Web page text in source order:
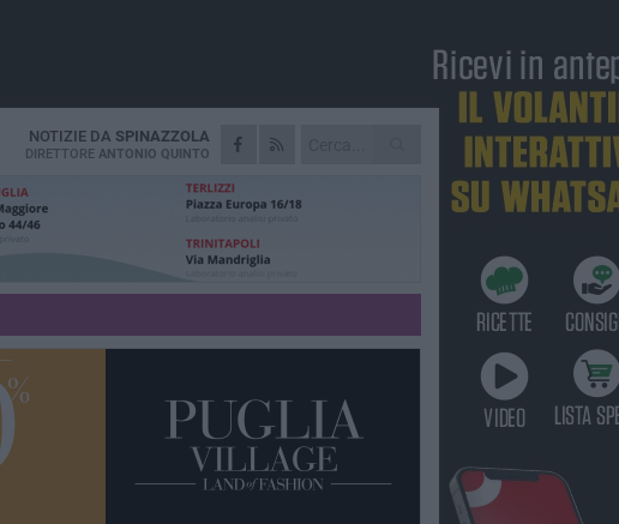
NOTIZIE DA SPINAZZOLA
DIRETTORE ANTONIO QUINTO